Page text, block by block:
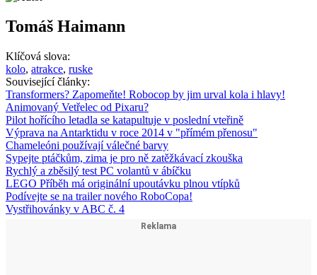
Tomáš Haimann
Klíčová slova:
kolo, atrakce, ruske
Související články:
Transformers? Zapomeňte! Robocop by jim urval kola i hlavy!
Animovaný Vetřelec od Pixaru?
Pilot hořícího letadla se katapultuje v poslední vteřině
Výprava na Antarktidu v roce 2014 v "přímém přenosu"
Chameleóni používají válečné barvy
Sypejte ptáčkům, zima je pro ně zatěžkávací zkouška
Rychlý a zběsilý test PC volantů v ábíčku
LEGO Příběh má originální upoutávku plnou vtípků
Podívejte se na trailer nového RoboCopa!
Vystřihovánky v ABC č. 4